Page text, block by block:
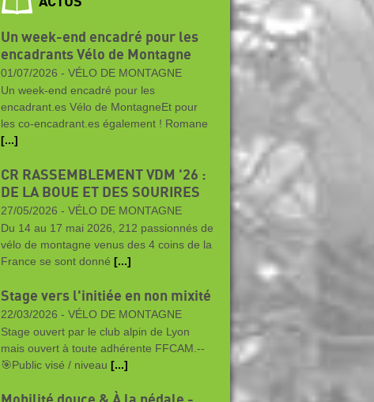
Un week-end encadré pour les
encadrants Vélo de Montagne
01/07/2026 - VÉLO DE MONTAGNE
Un week-end encadré pour les
encadrant.es Vélo de MontagneEt pour
les co-encadrant.es également ! Romane
[...]
CR RASSEMBLEMENT VDM '26 :
DE LA BOUE ET DES SOURIRES
27/05/2026 - VÉLO DE MONTAGNE
Du 14 au 17 mai 2026, 212 passionnés de
vélo de montagne venus des 4 coins de la
France se sont donné [...]
Stage vers l'initiée en non mixité
22/03/2026 - VÉLO DE MONTAGNE
Stage ouvert par le club alpin de Lyon
mais ouvert à toute adhérente FFCAM.--
🎯Public visé / niveau [...]